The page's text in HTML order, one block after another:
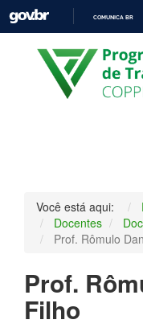
COMUNICA BR
Você está aqui:
Docentes
Prof. Rômulo
Prof.
Filho